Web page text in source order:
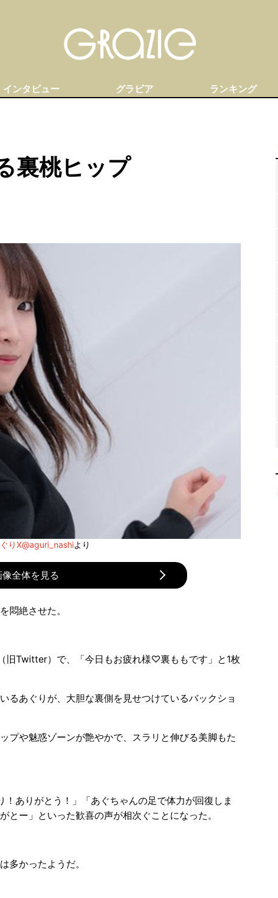
インタビュー グラビア ランキング
裏桃ヒップ
りX@aguri_nashiより
像全体を見る
悶絶させた。
旧Twitter）で、「今日もお疲れ様♡裏ももです」と1枚
るあぐりが、大胆な裏側を見せつけているバックショ
プや魅惑ゾーンが艶やかで、スラリと伸びる美脚もた
ありがとう！」「あぐちゃんの足で体力が回復しま
とー」といった歓喜の声が相次ぐことになった。
多かったようだ。